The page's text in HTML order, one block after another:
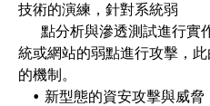
技術的演練，針對系統弱
點分析與滲透測試進行實
統或網站的弱點進行攻擊，
的機制。
• 新型態的資安攻擊與威脅